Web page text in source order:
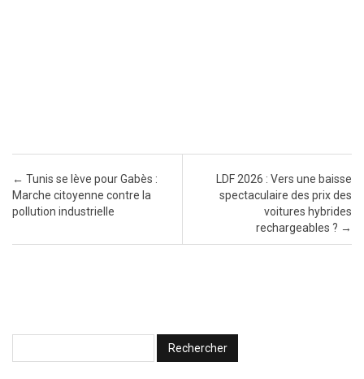
Post navigation
← Tunis se lève pour Gabès :
Marche citoyenne contre la
pollution industrielle
LDF 2026 : Vers une baisse
spectaculaire des prix des
voitures hybrides
rechargeables ? →